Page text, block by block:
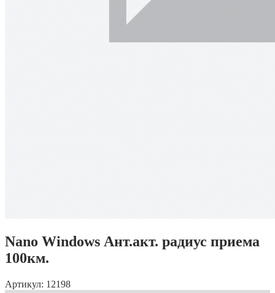
Nano Windows Ант.акт. радиус приема
100км.
Артикул: 12198